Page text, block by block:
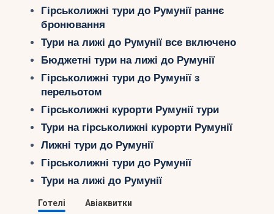
Гірськолижні тури до Румунії раннє
бронювання
Тури на лижі до Румунії все включено
Бюджетні тури на лижі до Румунії
Гірськолижні тури до Румунії з
перельотом
Гірськолижні курорти Румунії тури
Тури на гірськолижні курорти Румунії
Лижні тури до Румунії
Гірськолижні тури до Румунії
Тури на лижі до Румунії